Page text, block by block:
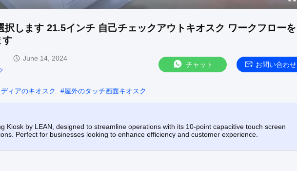
択します 21.5インチ 自己チェックアウトキオスク ワークフローを
す
June 14, 2024
チャット お問い合わせ
ィアのキオスク #屋外のタッチ画面キオスク
Kiosk by LEAN, designed to streamline operations with its 10-point capacitive touch screen
Perfect for businesses looking to enhance efficiency and customer experience.